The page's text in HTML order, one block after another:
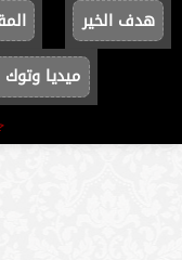
هدف الخير
ميديا